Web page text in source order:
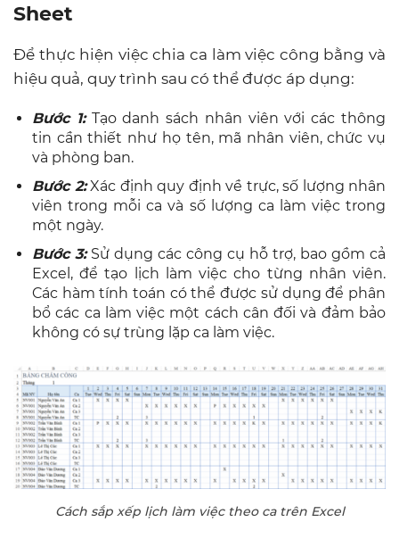
Sheet
Để thực hiện việc chia ca làm việc công bằng và
hiệu quả, quy trình sau có thể được áp dụng:
Bước 1:Tạo danh sách nhân viên với các thông
tin cần thiết như họ tên, mã nhân viên, chức vụ
và phòng ban.
Bước 2:Xác định quy định về trực, số lượng nhân
viên trong mỗi ca và số lượng ca làm việc trong
một ngày.
Bước 3:Sử dụng các công cụ hỗ trợ, bao gồm cả
Excel, để tạo lịch làm việc cho từng nhân viên.
Các hàm tính toán có thể được sử dụng để phân
bổ các ca làm việc một cách cân đối và đảm bảo
không có sự trùng lặp ca làm việc.
Cách sắp xếp lịch làm việc theo ca trên Excel